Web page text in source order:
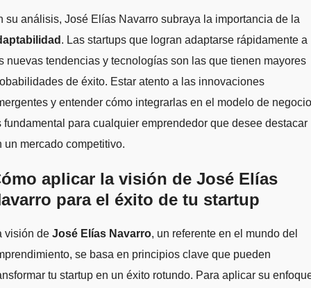
su análisis, José Elías Navarro subraya la importancia de la
. Las startups que logran adaptarse rápidamente a
nuevas tendencias y tecnologías son las que tienen mayores
de éxito. Estar atento a las innovaciones
y entender cómo integrarlas en el modelo de negocio
fundamental para cualquier emprendedor que desee destacar
un mercado competitivo.
aplicar la visión de José Elías
para el éxito de tu startup
visión de José Elías Navarro, un referente en el mundo del
se basa en principios clave que pueden
tu startup en un éxito rotundo. Para aplicar su